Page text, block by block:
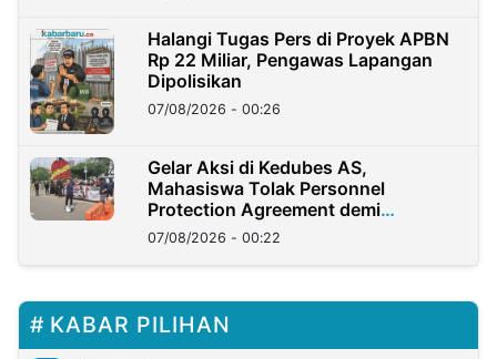
Halangi Tugas Pers di Proyek APBN
Rp 22 Miliar, Pengawas Lapangan
Dipolisikan
07/08/2026 - 00:26
Gelar Aksi di Kedubes AS,
Mahasiswa Tolak Personnel
Protection Agreement demi
Kedaulatan Negara
07/08/2026 - 00:22
KABAR PILIHAN